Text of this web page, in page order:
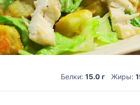
Белки: 15.0 г Жиры: